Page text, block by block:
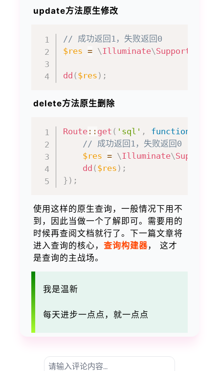
update方法原生修改
// 成功返回1，失败返回0
$res = \Illuminate\Support
dd ( $res ) ;
delete方法原生删除
Route:: get ( 'sql' , function
// 成功返回1，失败返回0
$res = \Illuminate\Support
dd ( $res ) ;
} ) ;
使用这样的原生查询，一般情况下用不
到，因此当做一个了解即可。需要用的
时候再查阅文档就行了。下一篇文章将
进入查询的核心， 查询构建器， 这才
是查询的主战场。
我是温新
每天进步一点点，就一点点